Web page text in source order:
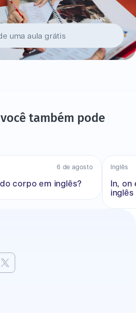
uma aula grátis
também pode
6 de agosto
corpo em inglês?
Inglês
In,
inglês